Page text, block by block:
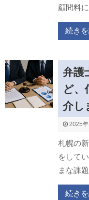
顧問料
続き
弁護
ど、
介し
2025
札幌の
をして
まな課
続き